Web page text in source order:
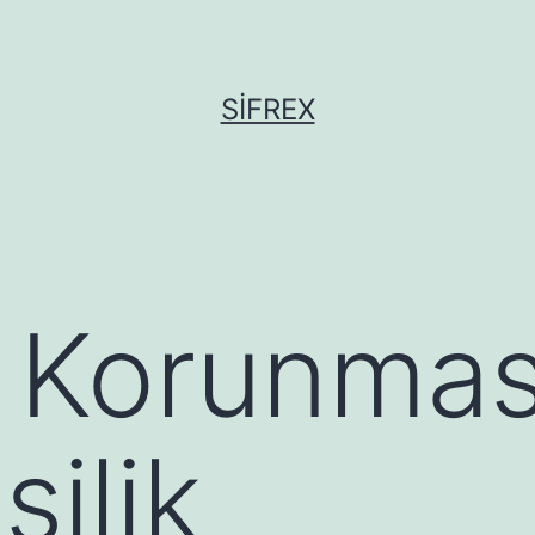
SIFREX